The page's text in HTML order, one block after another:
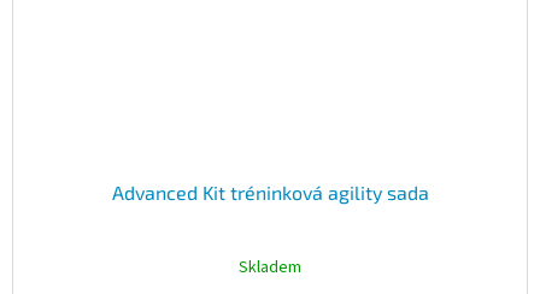
Advanced Kit tréninková agility sada
Skladem